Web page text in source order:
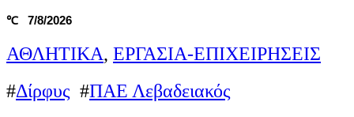
℃ 7/8/2026
ΑΘΛΗΤΙΚΑ, ΕΡΓΑΣΙΑ-ΕΠΙΧΕΙΡΗΣΕΙΣ
#Δίρφυς #ΠΑΕ Λεβαδειακός